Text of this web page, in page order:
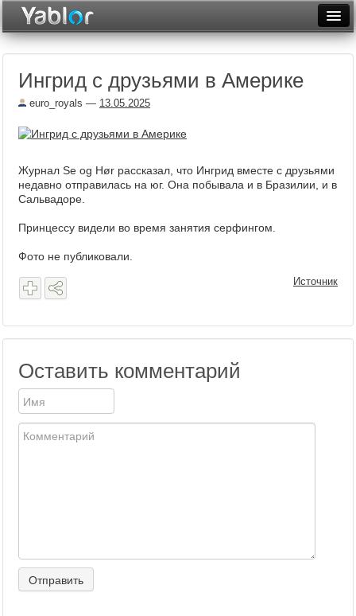
Неделя
Рейтинги
Архив
Ингрид с друзьями в Америке
euro_royals — 13.05.2025
Журнал Se og Hør рассказал, что Ингрид вместе с друзьями
недавно отправилась на юг. Она побывала и в Бразилии, и в
Сальвадоре.
Принцессу видели во время занятия серфингом.
Фото не публиковали.
Источник
Оставить комментарий